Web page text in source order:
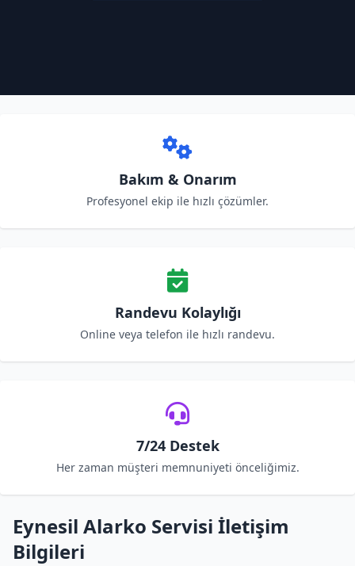
Bakım & Onarım
Profesyonel ekip ile hızlı çözümler.
Randevu Kolaylığı
Online veya telefon ile hızlı randevu.
7/24 Destek
Her zaman müşteri memnuniyeti önceliğimiz.
Eynesil Alarko Servisi İletişim
Bilgileri